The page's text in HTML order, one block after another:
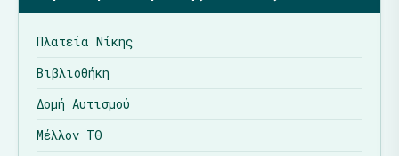
Πλατεία Νίκης
Βιβλιοθήκη
Δομή Αυτισμού
Μέλλον ΤΘ